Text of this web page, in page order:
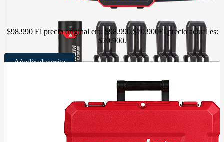
$98.990 El precio original era: $98.990.$70.900El precio actual es:
$70.900.
Añadir al carrito